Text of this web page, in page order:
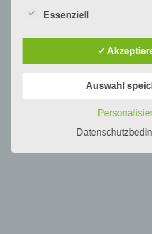
E-Mail:
langenholzhausen.de
Örtlich Beauftragte für den
unabhängige
Essenziell
✓
Auswahl